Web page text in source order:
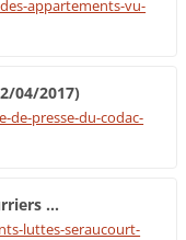
appartements-vu-
04/2017)
presse-du-codac-
...
luttes-seraucourt-